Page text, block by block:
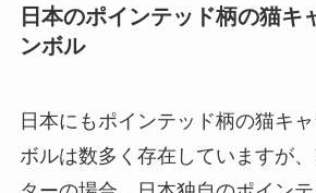
日本のポインテッド柄の猫キ
ンボル
日本にもポインテッド柄の猫キ
ボルは数多く存在していますが